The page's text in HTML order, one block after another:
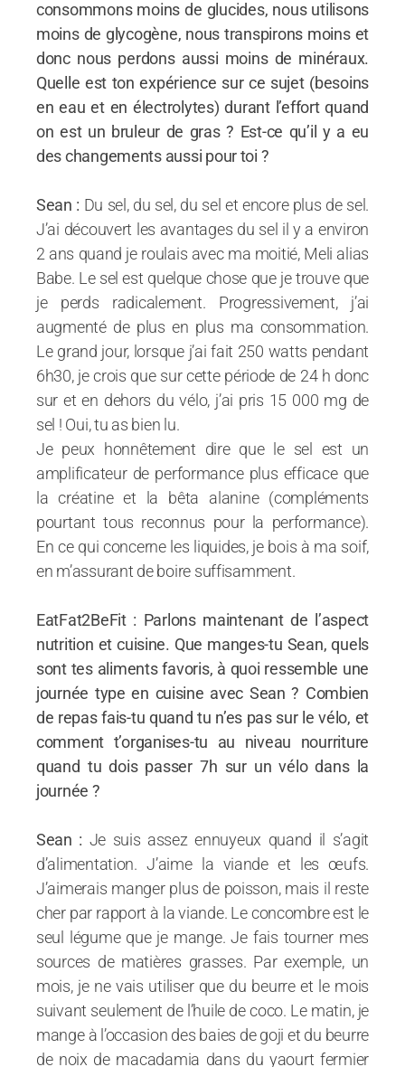
consommons moins de glucides, nous utilisons
moins de glycogène, nous transpirons moins et
donc nous perdons aussi moins de minéraux.
Quelle est ton expérience sur ce sujet (besoins
en eau et en électrolytes) durant l’effort quand
on est un bruleur de gras ? Est-ce qu’il y a eu
des changements aussi pour toi ?
Sean : Du sel, du sel, du sel et encore plus de sel.
J’ai découvert les avantages du sel il y a environ
2 ans quand je roulais avec ma moitié, Meli alias
Babe. Le sel est quelque chose que je trouve que
je perds radicalement. Progressivement, j’ai
augmenté de plus en plus ma consommation.
Le grand jour, lorsque j’ai fait 250 watts pendant
6h30, je crois que sur cette période de 24 h donc
sur et en dehors du vélo, j’ai pris 15 000 mg de
sel ! Oui, tu as bien lu.
Je peux honnêtement dire que le sel est un
amplificateur de performance plus efficace que
la créatine et la bêta alanine (compléments
pourtant tous reconnus pour la performance).
En ce qui concerne les liquides, je bois à ma soif,
en m’assurant de boire suffisamment.
EatFat2BeFit : Parlons maintenant de l’aspect
nutrition et cuisine. Que manges-tu Sean, quels
sont tes aliments favoris, à quoi ressemble une
journée type en cuisine avec Sean ? Combien
de repas fais-tu quand tu n’es pas sur le vélo, et
comment t’organises-tu au niveau nourriture
quand tu dois passer 7h sur un vélo dans la
journée ?
Sean : Je suis assez ennuyeux quand il s’agit
d’alimentation. J’aime la viande et les œufs.
J’aimerais manger plus de poisson, mais il reste
cher par rapport à la viande. Le concombre est le
seul légume que je mange. Je fais tourner mes
sources de matières grasses. Par exemple, un
mois, je ne vais utiliser que du beurre et le mois
suivant seulement de l’huile de coco. Le matin, je
mange à l’occasion des baies de goji et du beurre
de noix de macadamia dans du yaourt fermier